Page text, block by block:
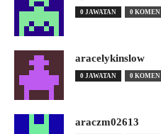
0 JAWATAN 0 KOMEN
aracelykinslow
0 JAWATAN 0 KOMEN
araczm02613